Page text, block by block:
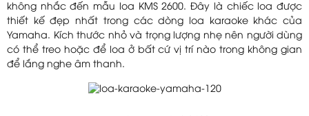
không nhắc đến mẫu loa KMS 2600. Đây là chiếc loa được
thiết kế đẹp nhất trong các dòng loa karaoke khác của
Yamaha. Kích thước nhỏ và trọng lượng nhẹ nên người dùng
có thể treo hoặc để loa ở bất cứ vị trí nào trong không gian
để lắng nghe âm thanh.